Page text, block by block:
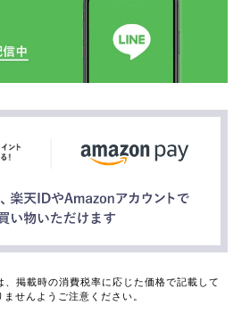
掲載時の消費税率に応じた価格で記載して
せんようご注意ください。